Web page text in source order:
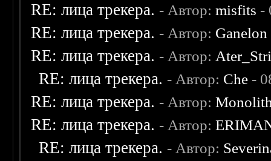
RE: лица трекера. - Автор:misfits -
RE: лица трекера. - Автор: Ganelon
RE: лица трекера. - Автор:
RE: лица трекера. - Автор: Che -
RE: лица трекера. - Автор:
RE: лица трекера. - Автор:
RE: лица трекера. - Автор: